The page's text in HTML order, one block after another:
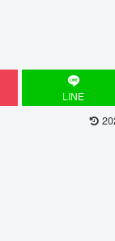
LINE